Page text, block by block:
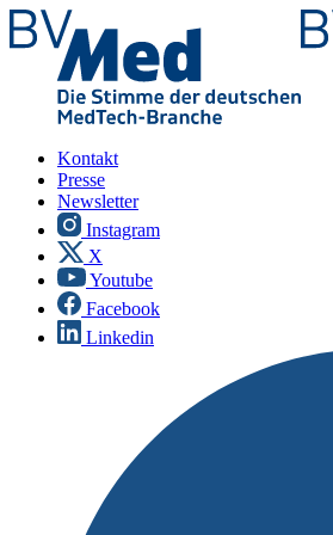
Kontakt
Presse
Newsletter
Instagram
X
Youtube
Facebook
Linkedin